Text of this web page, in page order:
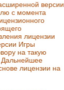
версии
с момента
лицензии
Игры
на такую
Дальнейшее
лицензии на